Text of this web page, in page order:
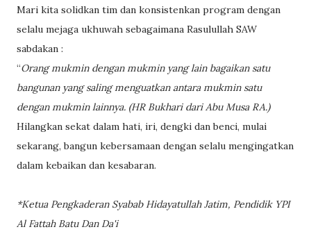
Mari kita solidkan tim dan konsistenkan program dengan
selalu mejaga ukhuwah sebagaimana Rasulullah SAW
sabdakan :
“Orang mukmin dengan mukmin yang lain bagaikan satu
bangunan yang saling menguatkan antara mukmin satu
dengan mukmin lainnya. (HR Bukhari dari Abu Musa RA.)
Hilangkan sekat dalam hati, iri, dengki dan benci, mulai
sekarang, bangun kebersamaan dengan selalu mengingatkan
dalam kebaikan dan kesabaran.
*Ketua Pengkaderan Syabab Hidayatullah Jatim, Pendidik YPI
Al Fattah Batu Dan Da'i